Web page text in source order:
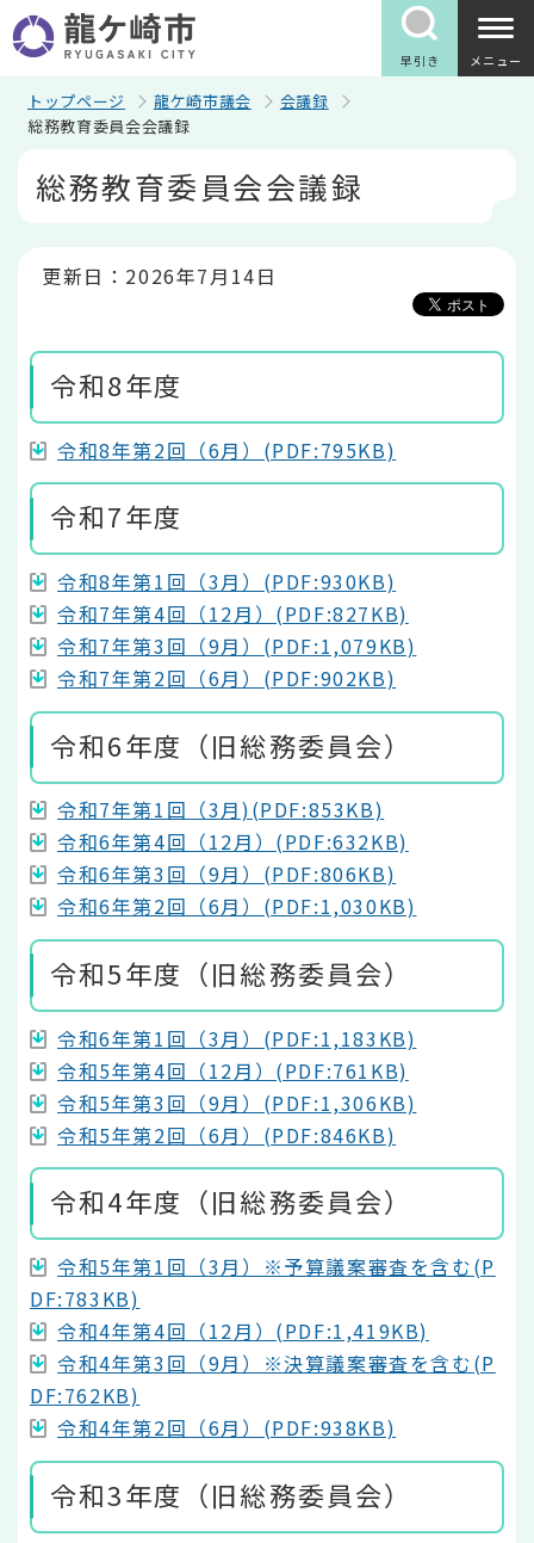
の
ペ
早引き メニュー
トップページ 龍ケ崎市議会
会議録
総務教育委員会会議録
総務教育委員会会議録
更新日：2026年7月14日
令和8年度
令和8年第2回（6月）(PDF:795KB)
令和7年度
令和8年第1回（3月）(PDF:930KB)
令和7年第4回（12月）(PDF:827KB)
令和7年第3回（9月）(PDF:1,079KB)
令和7年第2回（6月）(PDF:902KB)
令和6年度（旧総務委員会）
令和7年第1回（3月)(PDF:853KB)
令和6年第4回（12月）(PDF:632KB)
令和6年第3回（9月）(PDF:806KB)
令和6年第2回（6月）(PDF:1,030KB)
令和5年度（旧総務委員会）
令和6年第1回（3月）(PDF:1,183KB)
令和5年第4回（12月）(PDF:761KB)
令和5年第3回（9月）(PDF:1,306KB)
令和5年第2回（6月）(PDF:846KB)
令和4年度（旧総務委員会）
令和5年第1回（3月）※予算議案審査を含む(P
DF:783KB)
令和4年第4回（12月）(PDF:1,419KB)
令和4年第3回（9月）※決算議案審査を含む(P
DF:762KB)
令和4年第2回（6月）(PDF:938KB)
令和3年度（旧総務委員会）